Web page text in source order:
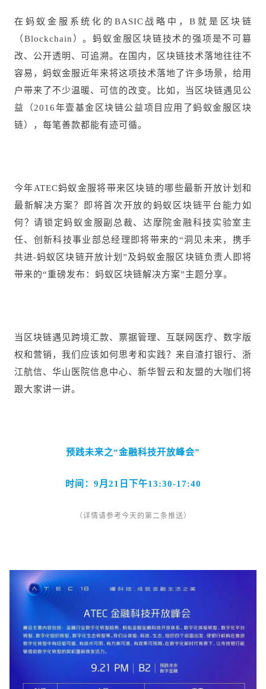
在蚂蚁金服系统化的BASIC战略中，B就是区块链
（Blockchain）。蚂蚁金服区块链技术的强项是不可篡
改、公开透明、可追溯。在国内，区块链技术落地往往不
容易，蚂蚁金服近年来将这项技术落地了许多场景，给用
户带来了不少温暖、可信的改变。比如，当区块链遇见公
益（2016年壹基金区块链公益项目应用了蚂蚁金服区块
链），每笔善款都能有迹可循。
今年ATEC蚂蚁金服将带来区块链的哪些最新开放计划和
最新解决方案？即将首次开放的蚂蚁区块链平台能力如
何？请锁定蚂蚁金服副总裁、达摩院金融科技实验室主
任、创新科技事业部总经理即将带来的“洞见未来，携手
共进-蚂蚁区块链开放计划”及蚂蚁金服区块链负责人即将
带来的“重磅发布：蚂蚁区块链解决方案”主题分享。
当区块链遇见跨境汇款、票据管理、互联网医疗、数字版
权和营销，我们应该如何思考和实践？来自渣打银行、浙
江航信、华山医院信息中心、新华智云和友盟的大咖们将
跟大家讲一讲。
预践未来之“金融科技开放峰会”
时间：9月21日下午13:30-17:40
（详情请参考今天的第二条推送）